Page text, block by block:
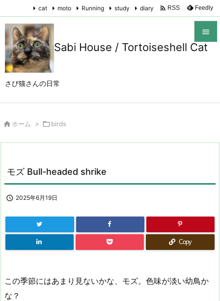
Sabi House / Tortoiseshell Cat
さび猫さんの日常



cat moto Running study diary  RSS Feedly
 ホーム > birds
モズ Bull-headed shrike
 2025年6月19日
Copy
この季節にはあまり見ないかな、モズ。色味が淡い幼鳥か
な？